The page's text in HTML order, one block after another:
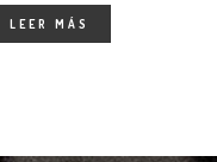
LEER MÁS